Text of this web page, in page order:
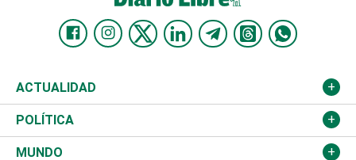
ACTUALIDAD
Nacional
Ciudad
POLÍTICA
Partidos
MUNDO